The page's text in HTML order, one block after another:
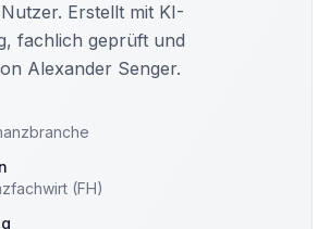
Erstellt mit KI-
fachlich geprüft und
Alexander Senger.
(FH)